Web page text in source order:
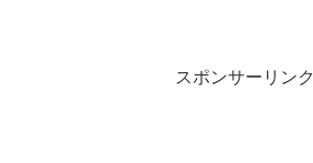
スポンサーリンク